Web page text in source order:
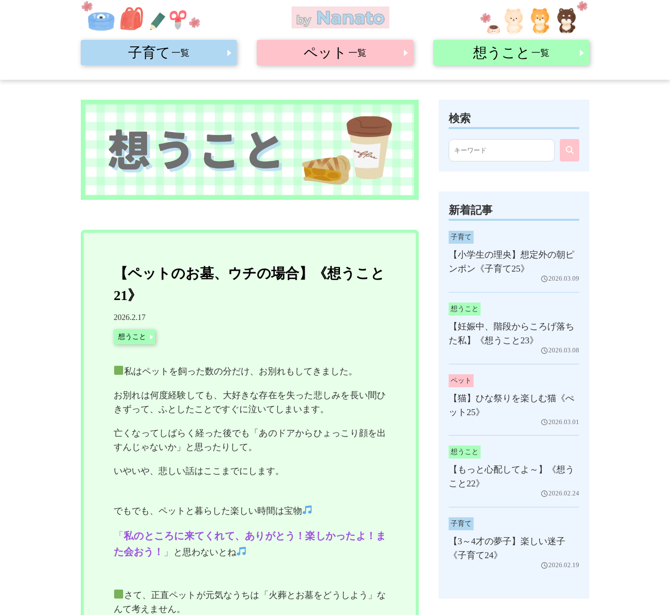
子育て 一覧 ペット 一覧 想うこと 一覧
【ペットのお墓、ウチの場合】《想うこと
21》
2026.2.17
想うこと
私はペットを飼った数の分だけ、お別れもしてきました。
お別れは何度経験しても、大好きな存在を失った悲しみを長い間ひ
きずって、ふとしたことですぐに泣いてしまいます。
亡くなってしばらく経った後でも「あのドアからひょっこり顔を出
すんじゃないか」と思ったりして。
いやいや、悲しい話はここまでにします。
でもでも、ペットと暮らした楽しい時間は宝物
「私のところに来てくれて、ありがとう！楽しかったよ！ま
た会おう！
」 と思わないとね
さて、正直ペットが元気なうちは「火葬とお墓をどうしよう」な
んて考えません。
検索
新着記事
子育て
【小学生の理央】想定外の朝ピ
ンポン《子育て25》
2026.03.09
想うこと
【妊娠中、階段からころげ落ち
た私】《想うこと23》
2026.03.08
ペット
【猫】ひな祭りを楽しむ猫《ぺ
ット25》
2026.03.01
想うこと
【もっと心配してよ～】《想う
こと22》
2026.02.24
子育て
【3～4才の夢子】楽しい迷子
《子育て24》
2026.02.19